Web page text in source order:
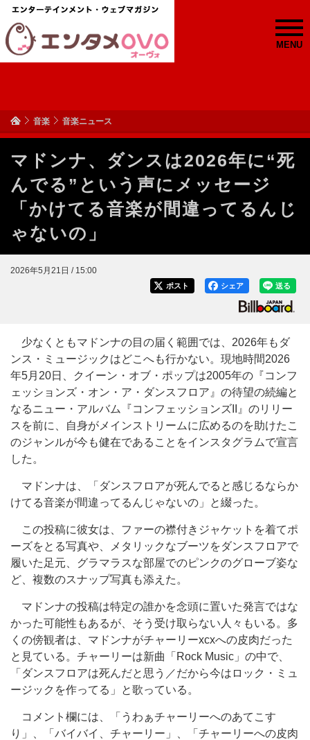
MENU
音楽 音楽ニュース
マドンナ、ダンスは2026年に“死
んでる”という声にメッセージ
「かけてる音楽が間違ってるんじ
ゃないの」
2026年5月21日 / 15:00
送る
シェア
ポスト
少なくともマドンナの目の届く範囲では、2026年もダ
ンス・ミュージックはどこへも行かない。現地時間2026
年5月20日、クイーン・オブ・ポップは2005年の『コンフ
ェッションズ・オン・ア・ダンスフロア』の待望の続編と
なるニュー・アルバム『コンフェッションズII』のリリー
スを前に、自身がメインストリームに広めるのを助けたこ
のジャンルが今も健在であることをインスタグラムで宣言
した。
マドンナは、「ダンスフロアが死んでると感じるならか
けてる音楽が間違ってるんじゃないの」と綴った。
この投稿に彼女は、ファーの襟付きジャケットを着てポ
ーズをとる写真や、メタリックなブーツをダンスフロアで
履いた足元、グラマラスな部屋でのピンクのグローブ姿な
ど、複数のスナップ写真も添えた。
マドンナの投稿は特定の誰かを念頭に置いた発言ではな
かった可能性もあるが、そう受け取らない人々もいる。多
くの傍観者は、マドンナがチャーリーxcxへの皮肉だった
と見ている。チャーリーは新曲「Rock Music」の中で、
「ダンスフロアは死んだと思う／だから今はロック・ミュ
ージックを作ってる」と歌っている。
コメント欄には、「うわぁチャーリーへのあてこす
り」、「バイバイ、チャーリー」、「チャーリーへの皮肉